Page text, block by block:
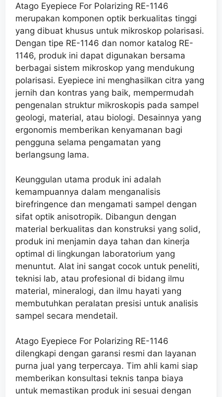
Atago Eyepiece For Polarizing RE-1146
merupakan komponen optik berkualitas tinggi
yang dibuat khusus untuk mikroskop polarisasi.
Dengan tipe RE-1146 dan nomor katalog RE-
1146, produk ini dapat digunakan bersama
berbagai sistem mikroskop yang mendukung
polarisasi. Eyepiece ini menghasilkan citra yang
jernih dan kontras yang baik, mempermudah
pengenalan struktur mikroskopis pada sampel
geologi, material, atau biologi. Desainnya yang
ergonomis memberikan kenyamanan bagi
pengguna selama pengamatan yang
berlangsung lama.
Keunggulan utama produk ini adalah
kemampuannya dalam menganalisis
birefringence dan mengamati sampel dengan
sifat optik anisotropik. Dibangun dengan
material berkualitas dan konstruksi yang solid,
produk ini menjamin daya tahan dan kinerja
optimal di lingkungan laboratorium yang
menuntut. Alat ini sangat cocok untuk peneliti,
teknisi lab, atau profesional di bidang ilmu
material, mineralogi, dan ilmu hayati yang
membutuhkan peralatan presisi untuk analisis
sampel secara mendetail.
Atago Eyepiece For Polarizing RE-1146
dilengkapi dengan garansi resmi dan layanan
purna jual yang terpercaya. Tim ahli kami siap
memberikan konsultasi teknis tanpa biaya
untuk memastikan produk ini sesuai dengan